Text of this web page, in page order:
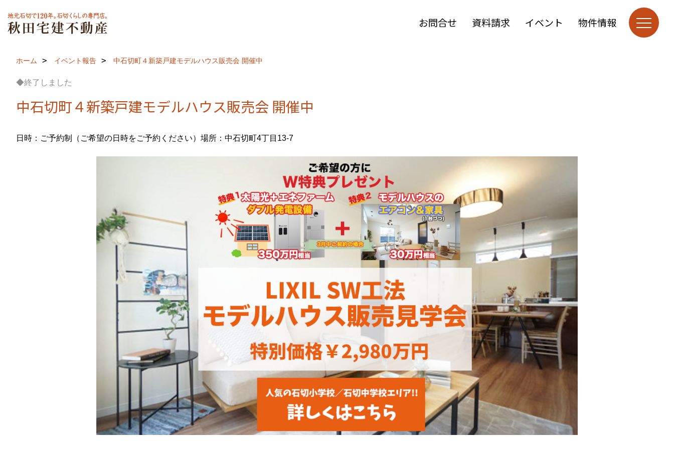
お問合せ 資料請求 イベント 物件情報
ホーム イベント報告 中石切町４新築戸建モデルハウス販売会 開催中
◆終了しました
中石切町４新築戸建モデルハウス販売会 開催中
日時：ご予約制（ご希望の日時をご予約ください） 場所：中石切町4丁目13-7